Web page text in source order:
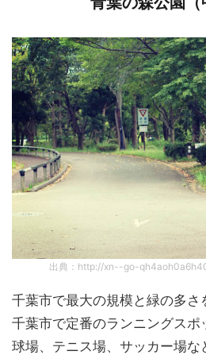
出典：http://xn--go-
千葉市で最大の規模と緑の多さ
千葉市で定番のランニングスポ
球場、テニス場、サッカー場な